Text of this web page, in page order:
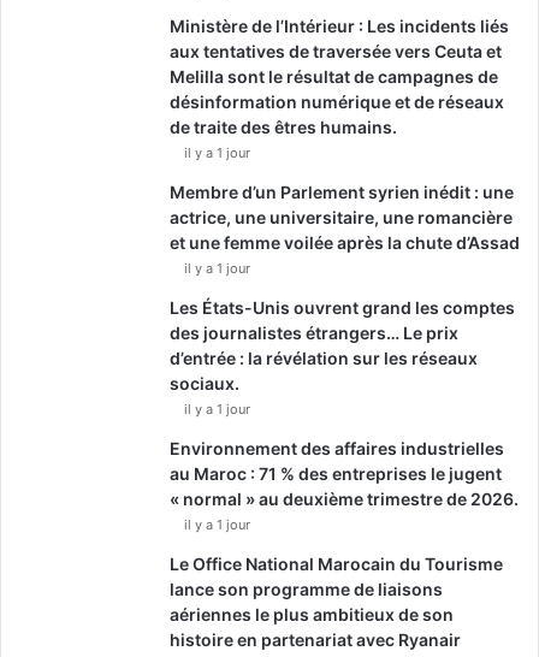
Ministère de l’Intérieur : Les incidents liés
aux tentatives de traversée vers Ceuta et
Melilla sont le résultat de campagnes de
désinformation numérique et de réseaux
de traite des êtres humains.
il y a 1 jour
Membre d’un Parlement syrien inédit : une
actrice, une universitaire, une romancière
et une femme voilée après la chute d’Assad
il y a 1 jour
Les États-Unis ouvrent grand les comptes
des journalistes étrangers… Le prix
d’entrée : la révélation sur les réseaux
sociaux.
il y a 1 jour
Environnement des affaires industrielles
au Maroc : 71 % des entreprises le jugent
« normal » au deuxième trimestre de 2026.
il y a 1 jour
Le Office National Marocain du Tourisme
lance son programme de liaisons
aériennes le plus ambitieux de son
histoire en partenariat avec Ryanair